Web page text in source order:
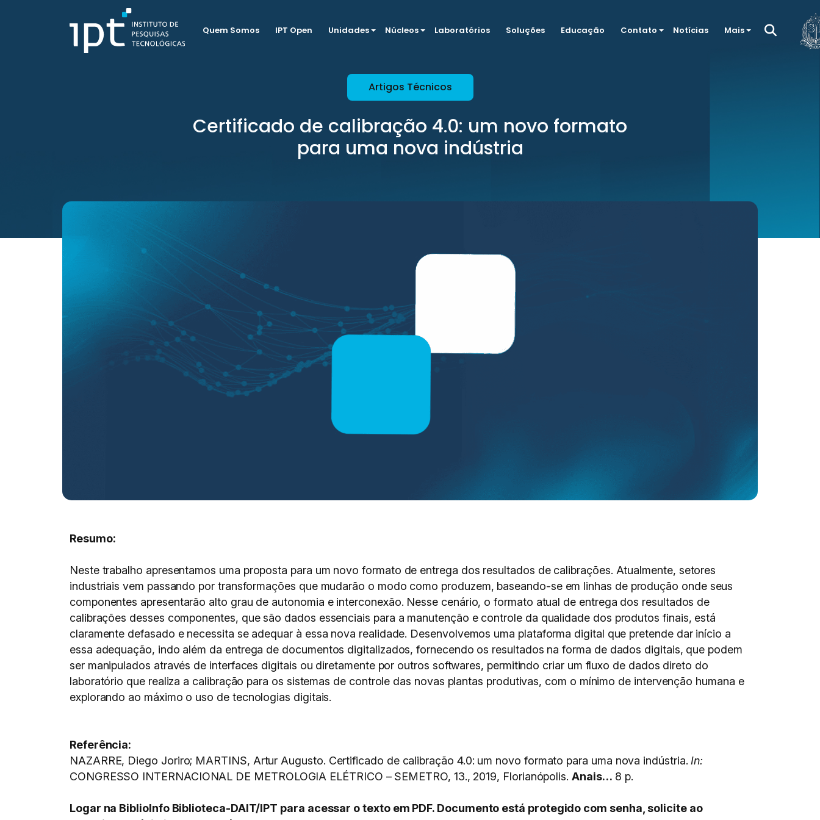
Quem Somos IPT Open Unidades Núcleos Laboratórios Soluções Educação Contato Notícias Mais
Artigos Técnicos
Certificado de calibração 4.0: um novo formato
para uma nova indústria
Resumo:
Neste trabalho apresentamos uma proposta para um novo formato de entrega dos resultados de calibrações. Atualmente, setores
industriais vem passando por transformações que mudarão o modo como produzem, baseando-se em linhas de produção onde seus
componentes apresentarão alto grau de autonomia e interconexão. Nesse cenário, o formato atual de entrega dos resultados de
calibrações desses componentes, que são dados essenciais para a manutenção e controle da qualidade dos produtos finais, está
claramente defasado e necessita se adequar à essa nova realidade. Desenvolvemos uma plataforma digital que pretende dar início a
essa adequação, indo além da entrega de documentos digitalizados, fornecendo os resultados na forma de dados digitais, que podem
ser manipulados através de interfaces digitais ou diretamente por outros softwares, permitindo criar um fluxo de dados direto do
laboratório que realiza a calibração para os sistemas de controle das novas plantas produtivas, com o mínimo de intervenção humana e
explorando ao máximo o uso de tecnologias digitais.
Referência:
NAZARRE, Diego Joriro; MARTINS, Artur Augusto. Certificado de calibração 4.0: um novo formato para uma nova indústria. In:
CONGRESSO INTERNACIONAL DE METROLOGIA ELÉTRICO – SEMETRO, 13., 2019, Florianópolis. Anais… 8 p.
Logar na BiblioInfo Biblioteca-DAIT/IPT para acessar o texto em PDF. Documento está protegido com senha, solicite ao